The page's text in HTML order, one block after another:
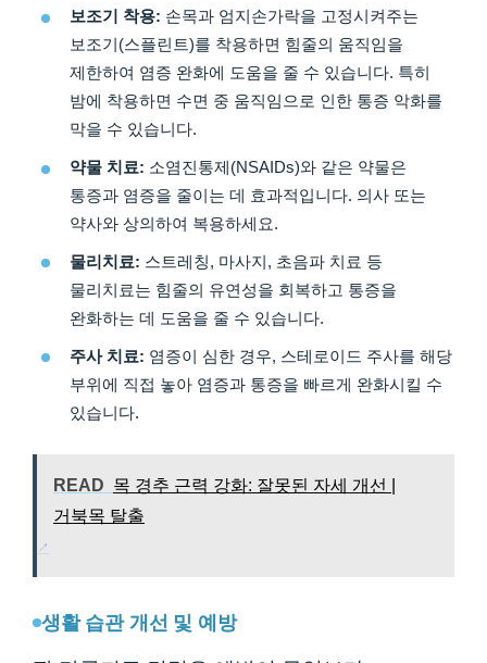
보조기 착용: 손목과 엄지손가락을 고정시켜주는
보조기(스플린트)를 착용하면 힘줄의 움직임을
제한하여 염증 완화에 도움을 줄 수 있습니다. 특히
밤에 착용하면 수면 중 움직임으로 인한 통증 악화를
막을 수 있습니다.
약물 치료: 소염진통제(NSAIDs)와 같은 약물은
통증과 염증을 줄이는 데 효과적입니다. 의사 또는
약사와 상의하여 복용하세요.
물리치료: 스트레칭, 마사지, 초음파 치료 등
물리치료는 힘줄의 유연성을 회복하고 통증을
완화하는 데 도움을 줄 수 있습니다.
주사 치료: 염증이 심한 경우, 스테로이드 주사를 해당
부위에 직접 놓아 염증과 통증을 빠르게 완화시킬 수
있습니다.
READ 목 경추 근력 강화: 잘못된 자세 개선 |
거북목 탈출
생활 습관 개선 및 예방